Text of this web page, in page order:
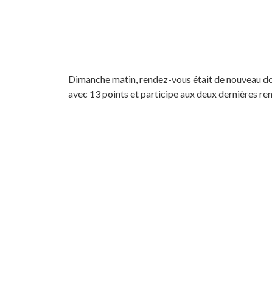
Dimanche matin, rendez-vous était de nouveau
avec 13 points et participe aux deux dernières